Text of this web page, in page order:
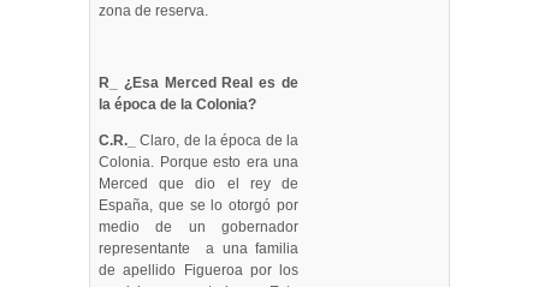
zona de reserva.
R_ ¿Esa Merced Real es de
la época de la Colonia?
C.R._
Claro, de la época de la
Colonia. Porque esto era una
Merced que dio el rey de
España, que se lo otorgó por
medio de un gobernador
representante a una familia
de apellido Figueroa por los